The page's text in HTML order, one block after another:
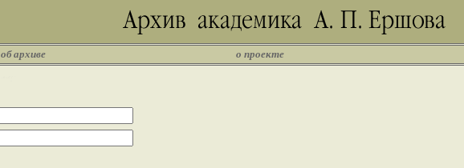
об архиве о проекте